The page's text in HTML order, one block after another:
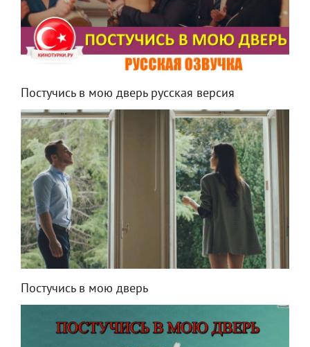
Постучись в мою дверь русская версия
Постучись в мою дверь